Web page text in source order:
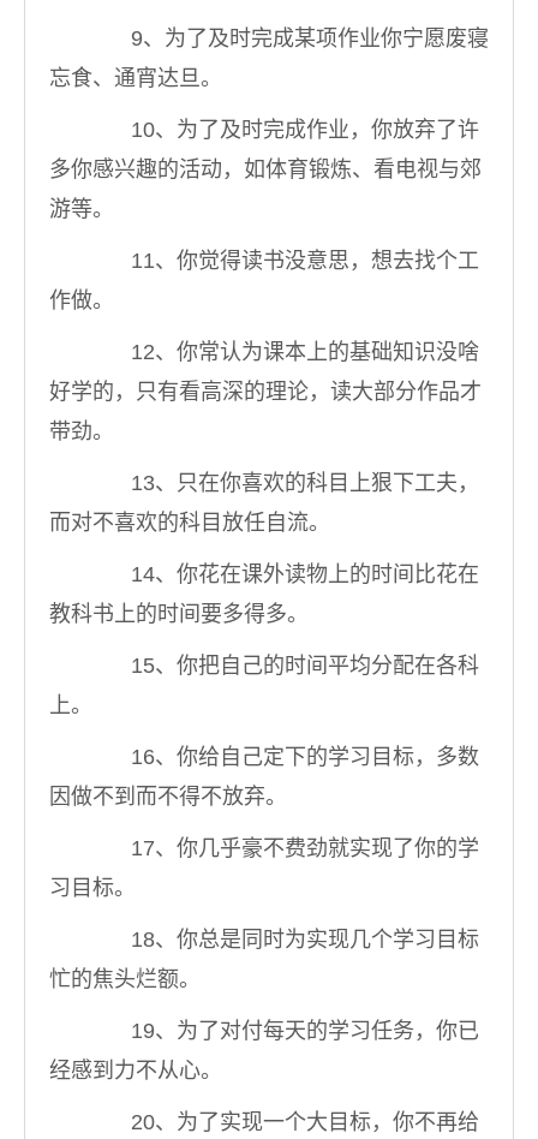
9、为了及时完成某项作业你宁愿废寝
忘食、通宵达旦。
10、为了及时完成作业，你放弃了许
多你感兴趣的活动，如体育锻炼、看电视与郊
游等。
11、你觉得读书没意思，想去找个工
作做。
12、你常认为课本上的基础知识没啥
好学的，只有看高深的理论，读大部分作品才
带劲。
13、只在你喜欢的科目上狠下工夫，
而对不喜欢的科目放任自流。
14、你花在课外读物上的时间比花在
教科书上的时间要多得多。
15、你把自己的时间平均分配在各科
上。
16、你给自己定下的学习目标，多数
因做不到而不得不放弃。
17、你几乎豪不费劲就实现了你的学
习目标。
18、你总是同时为实现几个学习目标
忙的焦头烂额。
19、为了对付每天的学习任务，你已
经感到力不从心。
20、为了实现一个大目标，你不再给